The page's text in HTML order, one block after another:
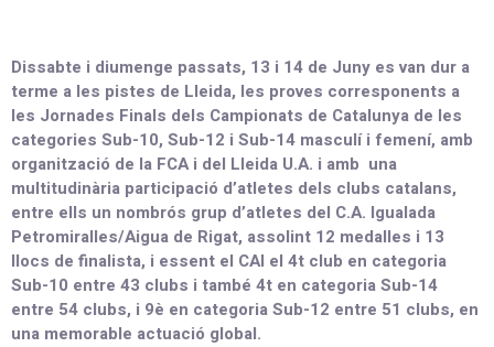
Dissabte i diumenge passats, 13 i 14 de Juny es van dur a
terme a les pistes de Lleida, les proves corresponents a
les Jornades Finals dels Campionats de Catalunya de les
categories Sub-10, Sub-12 i Sub-14 masculí i femení, amb
organització de la FCA i del Lleida U.A. i amb una
multitudinària participació d’atletes dels clubs catalans,
entre ells un nombrós grup d’atletes del C.A. Igualada
Petromiralles/Aigua de Rigat, assolint 12 medalles i 13
llocs de finalista, i essent el CAI el 4t club en categoria
Sub-10 entre 43 clubs i també 4t en categoria Sub-14
entre 54 clubs, i 9è en categoria Sub-12 entre 51 clubs, en
una memorable actuació global.